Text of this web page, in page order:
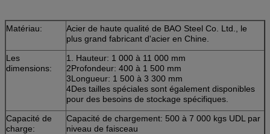
Matériau:
Acier de haute qualité de BAO Steel Co. Ltd., le
plus grand fabricant d'acier en Chine.
Les
dimensions:
1. Hauteur: 1 000 à 11 000 mm
2Profondeur: 400 à 1 500 mm
3Longueur: 1 500 à 3 300 mm
4Des tailles spéciales sont également disponibles
pour des besoins de stockage spécifiques.
Capacité de
charge:
Capacité de chargement: 500 à 7 000 kgs UDL par
niveau de faisceau